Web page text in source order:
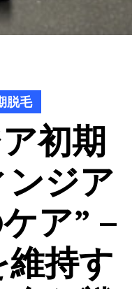
脱毛
初期
ジア
ア” –
持す